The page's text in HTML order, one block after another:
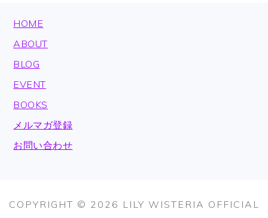
FOOTER
HOME
ABOUT
BLOG
EVENT
BOOKS
メルマガ登録
お問い合わせ
COPYRIGHT © 2026 LILY WISTERIA OFFICIAL